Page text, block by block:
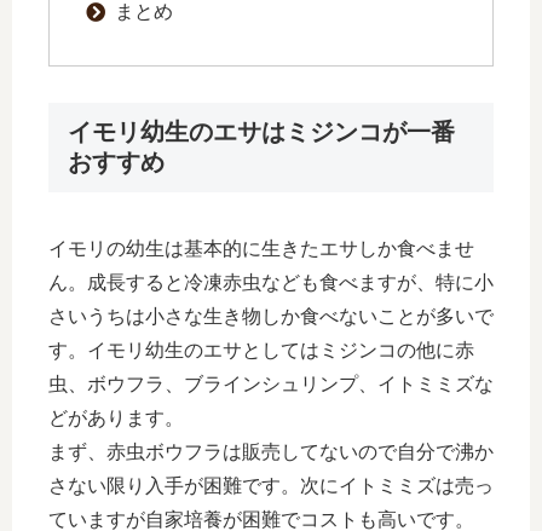
まとめ
イモリ幼生のエサはミジンコが一番
おすすめ
イモリの幼生は基本的に生きたエサしか食べませ
ん。成長すると冷凍赤虫なども食べますが、特に小
さいうちは小さな生き物しか食べないことが多いで
す。イモリ幼生のエサとしてはミジンコの他に赤
虫、ボウフラ、ブラインシュリンプ、イトミミズな
どがあります。
まず、赤虫ボウフラは販売してないので自分で沸か
さない限り入手が困難です。次にイトミミズは売っ
ていますが自家培養が困難でコストも高いです。